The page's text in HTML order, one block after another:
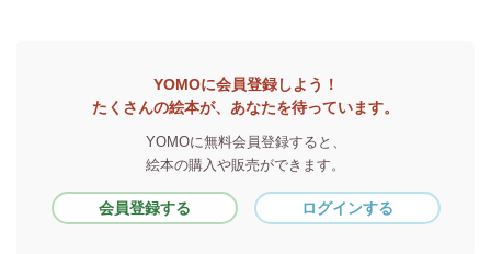
YOMOに会員登録しよう！
たくさんの絵本が、あなたを待っています。
YOMOに無料会員登録すると、
絵本の購入や販売ができます。
会員登録する ログインする